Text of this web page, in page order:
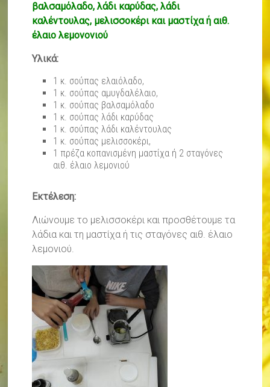
βαλσαμόλαδο, λάδι καρύδας, λάδι
καλέντουλας, μελισσοκέρι και μαστίχα ή αιθ.
έλαιο λεμονονιού
Υλικά:
1 κ. σούπας ελαιόλαδο,
1 κ. σούπας αμυγδαλέλαιο,
1 κ. σούπας βαλσαμόλαδο
1 κ. σούπας λάδι καρύδας
1 κ. σούπας λάδι καλέντουλας
1 κ. σούπας μελισσοκέρι,
1 πρέζα κοπανισμένη μαστίχα ή 2 σταγόνες
αιθ. έλαιο λεμονιού
Εκτέλεση:
Λιώνουμε το μελισσοκέρι και προσθέτουμε τα
λάδια και τη μαστίχα ή τις σταγόνες αιθ. έλαιο
λεμονιού.